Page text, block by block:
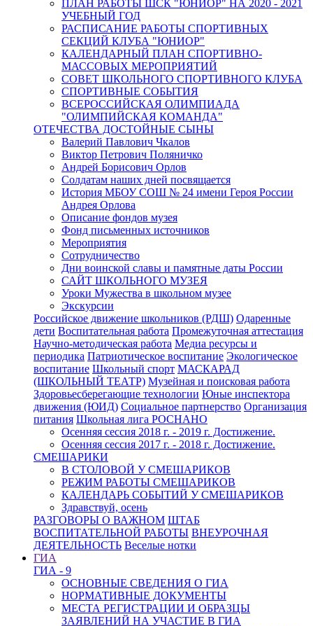
ПЛАН РАБОТЫ ШСК "ЮНИОР" НА 2020 - 2021
УЧЕБНЫЙ ГОД
РАСПИСАНИЕ РАБОТЫ СПОРТИВНЫХ
СЕКЦИЙ КЛУБА "ЮНИОР"
КАЛЕНДАРНЫЙ ПЛАН СПОРТИВНО-
МАССОВЫХ МЕРОПРИЯТИЙ
СОВЕТ ШКОЛЬНОГО СПОРТИВНОГО КЛУБА
СПОРТИВНЫЕ СОБЫТИЯ
ВСЕРОССИЙСКАЯ ОЛИМПИАДА
"ОЛИМПИЙСКАЯ КОМАНДА"
ОТЕЧЕСТВА ДОСТОЙНЫЕ СЫНЫ
Валерий Павлович Чкалов
Виктор Петрович Поляничко
Андрей Борисович Орлов
Солдатам наших дней посвящается
История МБОУ СОШ № 24 имени Героя России
Андрея Орлова
Описание фондов музея
Фонд письменных источников
Мероприятия
Сотрудничество
Дни воинской славы и памятные даты России
САЙТ ШКОЛЬНОГО МУЗЕЯ
Уроки Мужества в школьном музее
Экскурсии
Российское движение школьников (РДШ) Одаренные
дети Воспитательная работа Промежуточная аттестация
Научно-методическая работа Медиа ресурсы и
периодика Патриотическое воспитание Экологическое
воспитание Школьный спорт МАСКАРАД
(ШКОЛЬНЫЙ ТЕАТР) Музейная и поисковая работа
Здоровьесберегающие технологии Юные инспектора
движения (ЮИД) Социальное партнерство Организация
питания Школьная лига РОСНАНО
Осенняя сессия 2018 г. - 2019 г. Достижение.
Осенняя сессия 2017 г. - 2018 г. Достижение.
СМЕШАРИКИ
В СТОЛОВОЙ У СМЕШАРИКОВ
РЕЖИМ РАБОТЫ СМЕШАРИКОВ
КАЛЕНДАРЬ СОБЫТИЙ У СМЕШАРИКОВ
Здравствуй, осень
РАЗГОВОРЫ О ВАЖНОМ ШТАБ
ВОСПИТАТЕЛЬНОЙ РАБОТЫ ВНЕУРОЧНАЯ
ДЕЯТЕЛЬНОСТЬ Веселые нотки
ГИА
ГИА - 9
ОСНОВНЫЕ СВЕДЕНИЯ О ГИА
НОРМАТИВНЫЕ ДОКУМЕНТЫ
МЕСТА РЕГИСТРАЦИИ И ОБРАЗЦЫ
ЗАЯВЛЕНИЙ НА УЧАСТИЕ В ГИА